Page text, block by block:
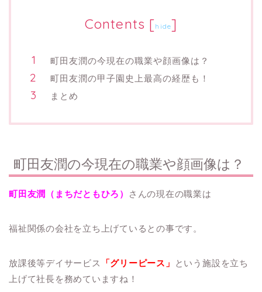
Contents [hide]
町田友潤の今現在の職業や顔画像は？
町田友潤の甲子園史上最高の経歴も！
まとめ
町田友潤の今現在の職業や顔画像は？
町田友潤（まちだともひろ） さんの現在の職業は
福祉関係の会社を立ち上げているとの事です。
放課後等デイサービス 「グリーピース」
という施設を立ち
上げて社長を務めていますね！